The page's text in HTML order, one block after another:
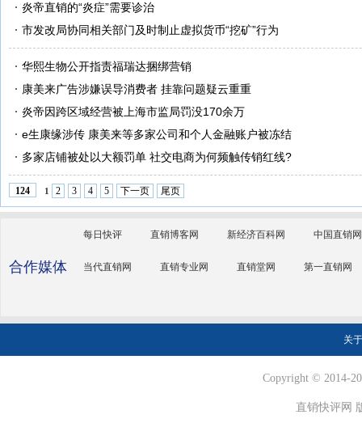
炎帝直销的“炎症”需要诊治
市发改局协同相关部门及时制止虚拟货币“挖矿”行为
华熙生物公开指责福瑞达捆绑营销
康美来广告涉嫌误导消费者 挂靠问题疑云重重
炎帝因跨区域经营被上海市监局罚没170余万
e生康缘涉传 康美来等多家公司和个人金融账户被冻结
多家店铺被处以大额罚单 社交电商为何频触传销红线?
124 1 2 3 4 5 下一页 尾页
合作媒体
每日快评 直销博客网 新经济百科网 中国直销网
当代直销网 直销专业网 直销堂网 第一直销网
关
Copyright © 2014-
直销快评网